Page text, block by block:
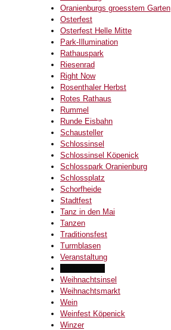
Oranienburgs groesstem Garten
Osterfest
Osterfest Helle Mitte
Park-Illumination
Rathauspark
Riesenrad
Right Now
Rosenthaler Herbst
Rotes Rathaus
Rummel
Runde Eisbahn
Schausteller
Schlossinsel
Schlossinsel Köpenick
Schlosspark Oranienburg
Schlossplatz
Schorfheide
Stadtfest
Tanz in den Mai
Tanzen
Traditionsfest
Turmblasen
Veranstaltung
Weihnachtsinsel
Weihnachtsmarkt
Wein
Weinfest Köpenick
Winzer